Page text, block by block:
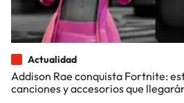
Actualidad
Addison Rae conquista Fortnite:
canciones y accesorios que